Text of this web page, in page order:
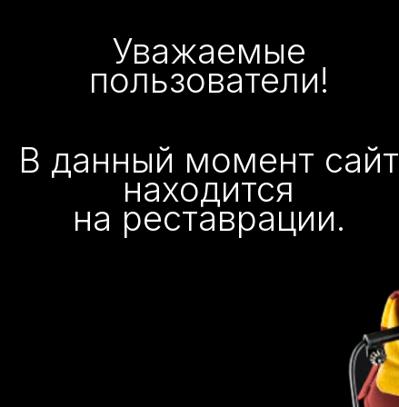
Уважаемые
пользователи!
В данный момент сайт
находится
на реставрации.